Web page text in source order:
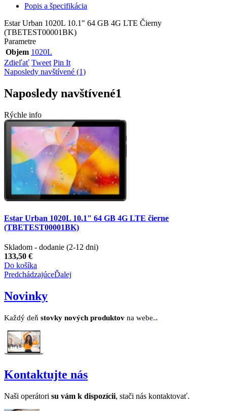
Popis a špecifikácia
Estar Urban 1020L 10.1" 64 GB 4G LTE Čierny
(TBETEST00001BK)
Parametre
Objem 1020L
Zdieľať Tweet Pin It
Naposledy navštívené (1)
Naposledy navštívené1
Rýchle info
Estar Urban 1020L 10.1" 64 GB 4G LTE čierne
(TBETEST00001BK)
Skladom - dodanie (2-12 dni)
133,50 €
Do košíka
PredchádzajúceĎalej
Novinky
Každý deň stovky nových produktov na webe.
Kontaktujte nás
Naši operátori su vám k dispozícii, stači nás kontaktovať.